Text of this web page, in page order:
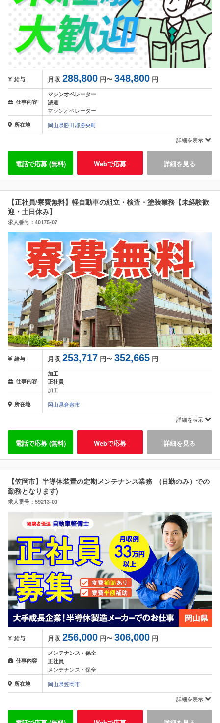
給与 月収 288,800 円〜 348,800 円
仕事内容
マシンオペレーター
派遣
マシンオペレーター
所在地
岡山県勝田郡勝央町
詳細を表示
電話で応募 (無料) Webで応募 詳細を見る
【正社員/寮費無料】軽自動車の組立・検査・塗装業務【未経験歓
迎・土日休み】
求人番号：40175-07
給与 月収 253,717 円〜 352,665 円
仕事内容
加工
正社員
加工
所在地
岡山県倉敷市
詳細を表示
電話で応募 (無料) Webで応募 詳細を見る
【笠岡市】半導体装置の定期メンテナンス業務 (日勤のみ）での
勤務となります)
求人番号：59213-00
給与 月収 256,000 円〜 306,000 円
仕事内容
メンテナンス・保全
正社員
メンテナンス・保全
所在地
岡山県笠岡市
詳細を表示